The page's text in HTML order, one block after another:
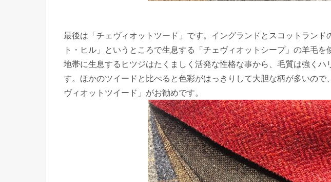
最後は「チェヴィオットツード」です。イングランドとスコットランド
ト・ヒル」というところで生息する「チェヴィオットシープ」の羊毛を
地帯に生息するヒツジはたくましく活発な性格な事から、毛質は強くハ
す。ほかのツイードと比べると色彩がはっきりして大胆な柄が多いので
ヴィオットツイード」がお勧めです。